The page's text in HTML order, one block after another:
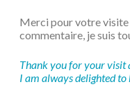
Merci pour votre visite
commentaire, je suis
Thank you for your visit
I am always delighted